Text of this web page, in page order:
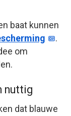
baat kunnen
.
om
nuttig
dat blauwe